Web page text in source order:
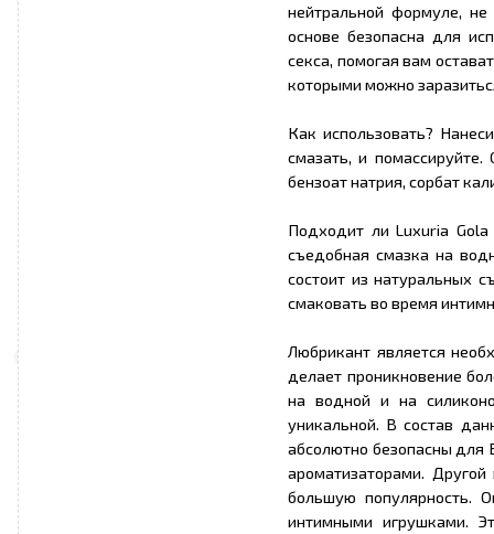
нейтральной формуле,
основе безопасна для
секса, помогая вам
которыми можно
Как использовать?
смазать, и
бензоат натрия, сорбат
Подходит ли Luxuria
съедобная смазка на
состоит из натуральных
смаковать во время
Любрикант является
делает проникновение
на водной и на
уникальной. В состав
абсолютно безопасны для
ароматизаторами.
большую популярность.
интимными игрушками.